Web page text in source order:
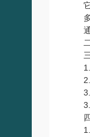
它
多
通
二
三
1.
2.
3.
3.
四
1.